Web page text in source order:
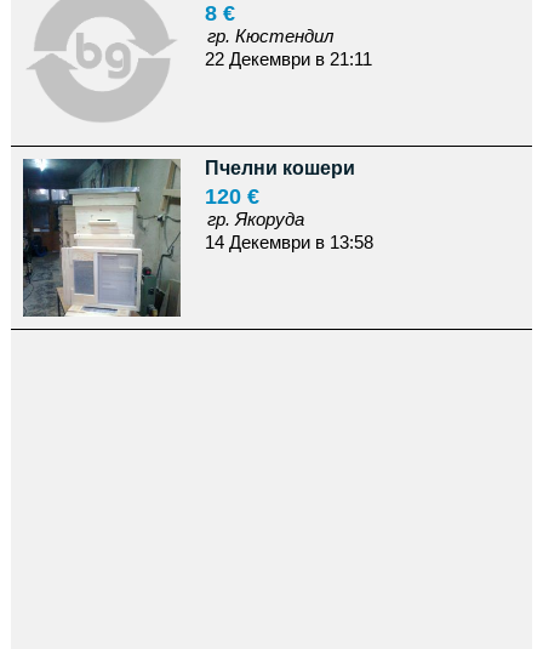
8 €
гр. Кюстендил
22 Декември в 21:11
Пчелни кошери
120 €
гр. Якоруда
14 Декември в 13:58